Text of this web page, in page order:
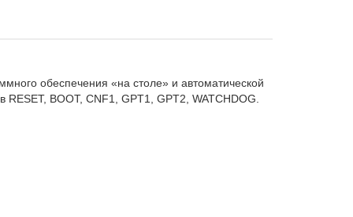
обеспечения «на столе» и автоматической
BOOT, CNF1, GPT1, GPT2, WATCHDOG.